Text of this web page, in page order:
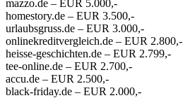
mazzo.de – EUR 5.000,-
homestory.de – EUR 3.500,-
urlaubsgruss.de – EUR 3.000,-
onlinekreditvergleich.de – EUR 2.800,-
heisse-geschichten.de – EUR 2.799,-
tee-online.de – EUR 2.700,-
accu.de – EUR 2.500,-
black-friday.de – EUR 2.000,-